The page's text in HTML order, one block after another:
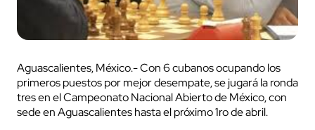
Aguascalientes, México.- Con 6 cubanos ocupando los
primeros puestos por mejor desempate, se jugará la ronda
tres en el Campeonato Nacional Abierto de México, con
sede en Aguascalientes hasta el próximo 1ro de abril.